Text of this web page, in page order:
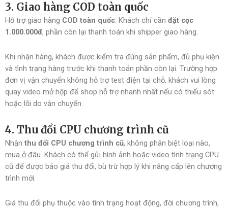
3. Giao hàng COD toàn quốc
Hỗ trợ giao hàng COD toàn quốc. Khách chỉ cần đặt cọc
1.000.000đ, phần còn lại thanh toán khi shipper giao hàng.
Khi nhận hàng, khách được kiểm tra đúng sản phẩm, đủ phụ kiện
và tình trạng hàng trước khi thanh toán phần còn lại. Trường hợp
đơn vị vận chuyển không hỗ trợ test điện tại chỗ, khách vui lòng
quay video mở hộp để shop hỗ trợ nhanh nhất nếu có thiếu sót
hoặc lỗi do vận chuyển.
4. Thu đổi CPU chương trình cũ
Nhận thu đổi CPU chương trình cũ, không phân biệt loại nào,
mua ở đâu. Khách có thể gửi hình ảnh hoặc video tình trạng CPU
cũ để được báo giá thu đổi, bù trừ hợp lý khi nâng cấp lên chương
trình mới.
Giá thu đổi phụ thuộc vào tình trạng hoạt động, đời chương trình,